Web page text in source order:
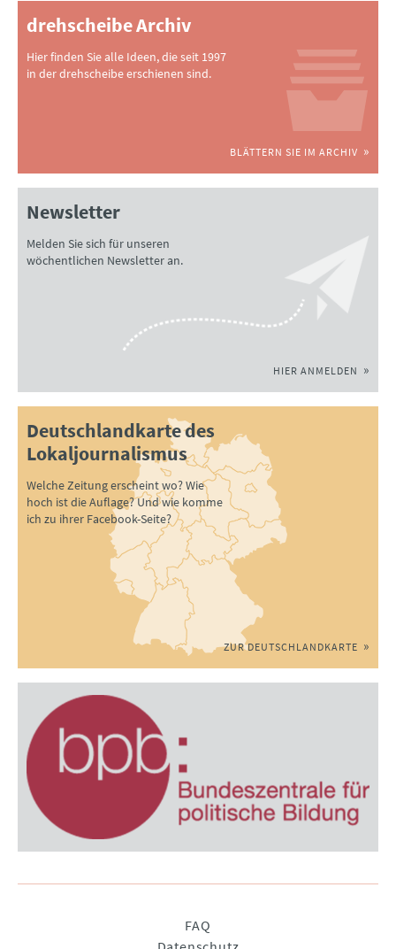
drehscheibe Archiv
Hier finden Sie alle Ideen, die seit 1997
in der drehscheibe erschienen sind.
BLÄTTERN SIE IM ARCHIV
Newsletter
Melden Sie sich für unseren
wöchentlichen Newsletter an.
HIER ANMELDEN
Deutschlandkarte des
Lokaljournalismus
Welche Zeitung erscheint wo? Wie
hoch ist die Auflage? Und wie komme
ich zu ihrer Facebook-Seite?
ZUR DEUTSCHLANDKARTE
FAQ